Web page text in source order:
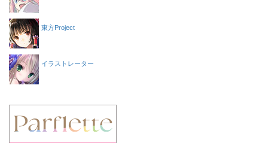
東方Project
イラストレーター